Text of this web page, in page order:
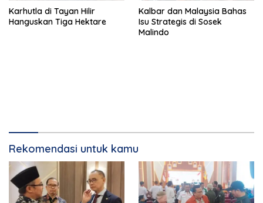
Karhutla di Tayan Hilir
Hanguskan Tiga Hektare
Kalbar dan Malaysia Bahas
Isu Strategis di Sosek
Malindo
Rekomendasi untuk kamu